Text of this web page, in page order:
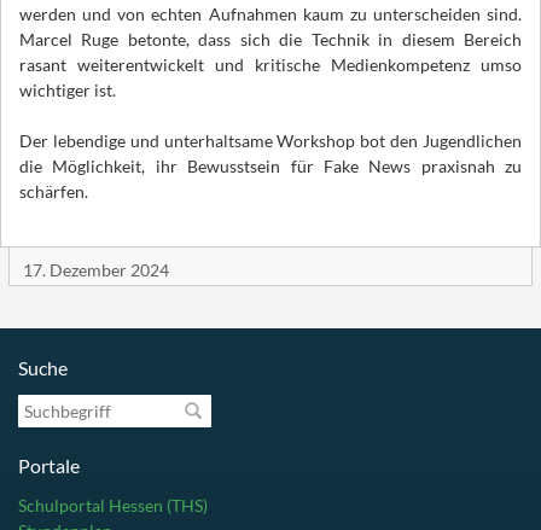
werden und von echten Aufnahmen kaum zu unterscheiden sind.
Marcel Ruge betonte, dass sich die Technik in diesem Bereich
rasant weiterentwickelt und kritische Medienkompetenz umso
wichtiger ist.
Der lebendige und unterhaltsame Workshop bot den Jugendlichen
die Möglichkeit, ihr Bewusstsein für Fake News praxisnah zu
schärfen.
17. Dezember 2024
Suche
Suchbegriff
Portale
Schulportal Hessen (THS)